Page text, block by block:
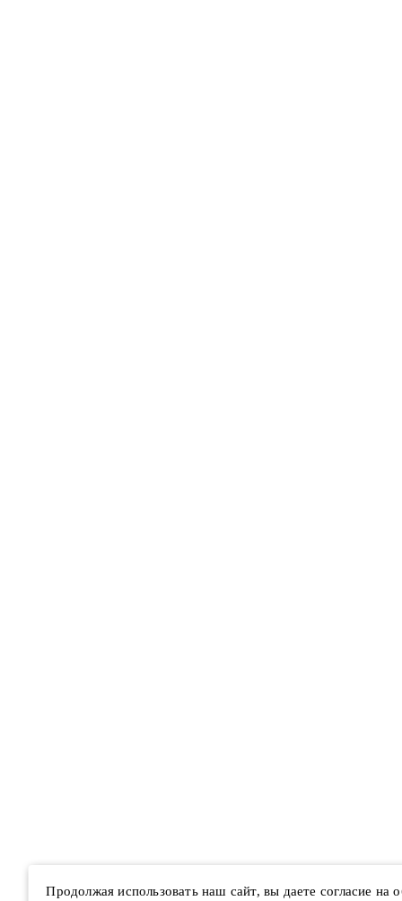
Продолжая использовать наш сайт, вы даете согласие на